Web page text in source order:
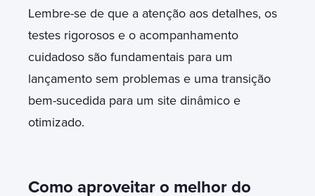
Lembre-se de que a atenção aos detalhes, os
testes rigorosos e o acompanhamento
cuidadoso são fundamentais para um
lançamento sem problemas e uma transição
bem-sucedida para um site dinâmico e
otimizado.
Como aproveitar o melhor do